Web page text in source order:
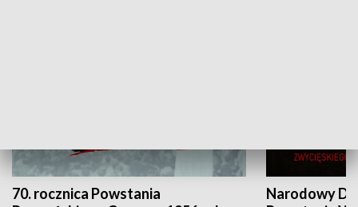
70. rocznica Powstania
Narodowy